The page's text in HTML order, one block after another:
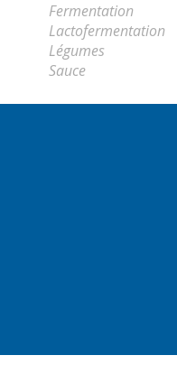
Fermentation
Lactofermentation
Légumes
Sauce